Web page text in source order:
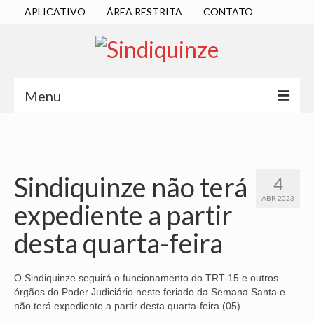
APLICATIVO ÁREA RESTRITA CONTATO
Menu
DIRETORIA EXECUTIVA
ESTATUTO
ATAS
LOCALIZAÇÃO
QUEM SOMOS
4
ABR 2023
Sindiquinze não terá
expediente a partir
desta quarta-feira
O Sindiquinze seguirá o funcionamento do TRT-15 e outros
órgãos do Poder Judiciário neste feriado da Semana Santa e
não terá expediente a partir desta quarta-feira (05).